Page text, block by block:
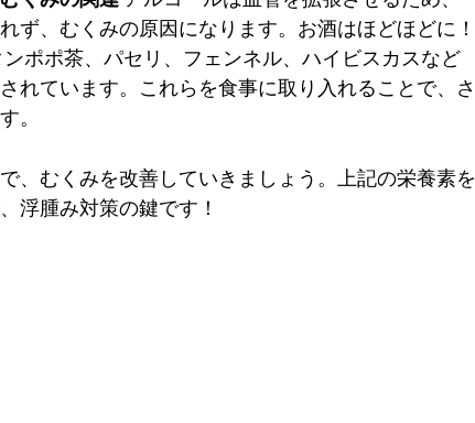
ず、むくみの原因になります。お酒はほどほどに！
ンポポ茶、パセリ、フェンネル、ハイビスカスなど
れています。これらを食事に取り入れることで、さ
。
、むくみを改善していきましょう。上記の栄養素を
浮腫み対策の鍵です！